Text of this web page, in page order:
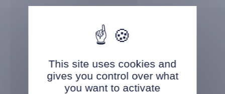
This site uses cookies and
gives you control over what
you want to activate